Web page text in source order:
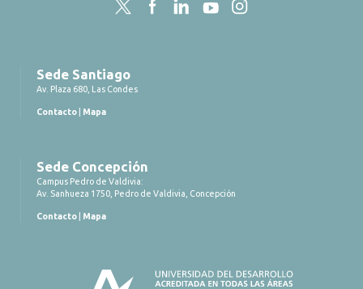
Twitter FacebookLinkedInYouTubeInstagram
Sede Santiago
Av. Plaza 680, Las Condes
Contacto Mapa
Sede Concepción
Campus Pedro de Valdivia:
Av. Sanhueza 1750, Pedro de Valdivia, Concepción
Contacto Mapa